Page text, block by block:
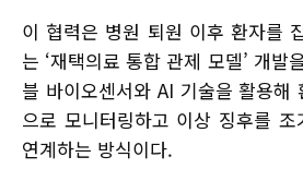
이 협력은 병원 퇴원 이후 환자를
는 ‘재택의료 통합 관제 모델’ 개발
블 바이오센서와 AI 기술을 활용해
으로 모니터링하고 이상 징후를
연계하는 방식이다.